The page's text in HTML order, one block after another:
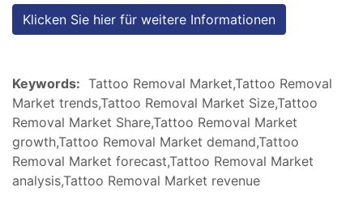
Klicken Sie hier für weitere Informationen
Keywords: Tattoo Removal Market,Tattoo Removal
Market trends,Tattoo Removal Market Size,Tattoo
Removal Market Share,Tattoo Removal Market
growth,Tattoo Removal Market demand,Tattoo
Removal Market forecast,Tattoo Removal Market
analysis,Tattoo Removal Market revenue